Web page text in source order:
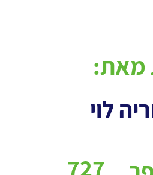
לוי
מאת:
727